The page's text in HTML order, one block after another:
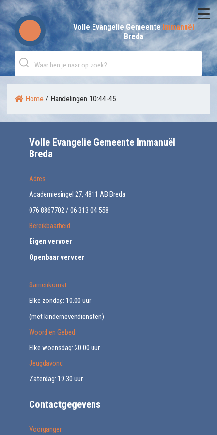
Skip
to
content
Volle Evangelie GemeenteImmanuël
Breda
Home / Handelingen 10:44-45
Volle Evangelie Gemeente Immanuël
Breda
Adres
Academiesingel 27, 4811 AB Breda
076 8867702 / 06 313 04 558
Bereikbaarheid
Eigen vervoer
Openbaar vervoer
Samenkomst
Elke zondag: 10.00 uur
(met kindernevendiensten)
Woord en Gebed
Elke woensdag: 20.00 uur
Jeugdavond
Zaterdag: 19.30 uur
Contactgegevens
Voorganger